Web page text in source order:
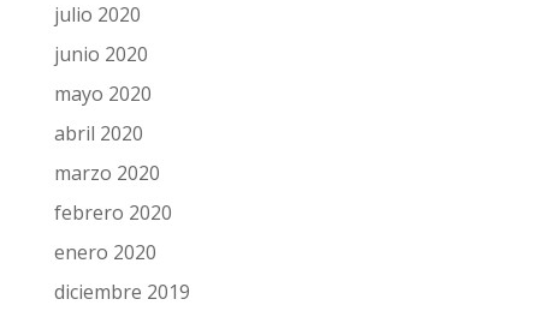
julio 2020
junio 2020
mayo 2020
abril 2020
marzo 2020
febrero 2020
enero 2020
diciembre 2019